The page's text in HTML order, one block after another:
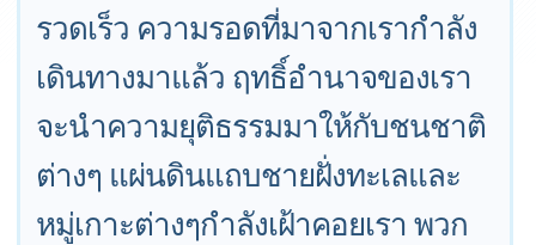
รวดเร็ว ความรอดที่มาจากเรากำลัง
เดินทางมาแล้ว ฤทธิ์อำนาจของเรา
จะนำความยุติธรรมมาให้กับชนชาติ
ต่างๆ แผ่นดินแถบชายฝั่งทะเลและ
หมู่เกาะต่างๆกำลังเฝ้าคอยเรา พวก